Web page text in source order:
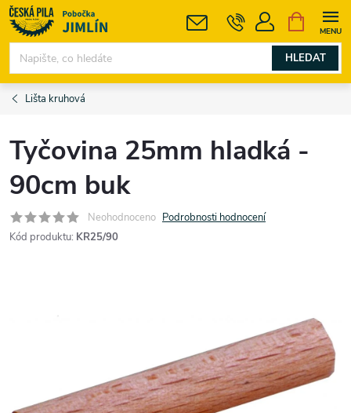
Přejít
na
obsah
HLEDAT
NÁKUPNÍ
KOŠÍK
Lišta kruhová
Tyčovina 25mm hladká -
90cm buk
Neohodnoceno Podrobnosti hodnocení
Kód produktu: KR25/90